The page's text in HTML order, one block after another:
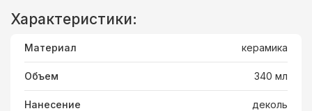
Характеристики:
Материал керамика
Объем 340 мл
Нанесение деколь